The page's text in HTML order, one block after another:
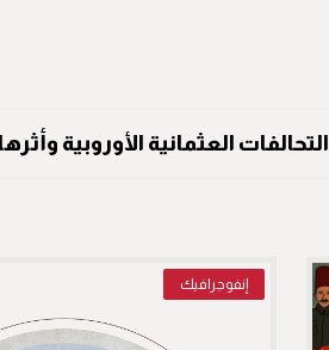
التحالفات العثمانية الأوروبية
إنفوجرافيك